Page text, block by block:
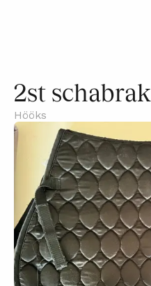
2st schabrak
Hööks